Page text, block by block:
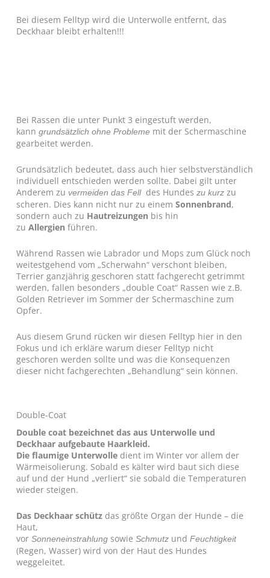
Bei diesem Felltyp wird die Unterwolle entfernt, das
Deckhaar bleibt erhalten!!!
Bei Rassen die unter Punkt 3 eingestuft werden,
kanngrundsätzlich ohne Probleme mit der Schermaschine
gearbeitet werden.
Grundsätzlich bedeutet, dass auch hier selbstverständlich
individuell entschieden werden sollte. Dabei gilt unter
Anderem zu vermeiden das Fell des Hundes zu kurz zu
scheren. Dies kann nicht nur zu einemSonnenbrand,
sondern auch zu Hautreizungen bis hin
zuAllergien führen.
Während Rassen wie Labrador und Mops zum Glück noch
weitestgehend vom „Scherwahn“ verschont bleiben,
Terrier ganzjährig geschoren statt fachgerecht getrimmt
werden, fallen besonders „double Coat“ Rassen wie z.B.
Golden Retriever im Sommer der Schermaschine zum
Opfer.
Aus diesem Grund rücken wir diesen Felltyp hier in den
Fokus und ich erkläre warum dieser Felltyp nicht
geschoren werden sollte und was die Konsequenzen
dieser nicht fachgerechten „Behandlung“ sein können.
Double-Coat
Double coat bezeichnet das aus Unterwolle und
Deckhaar aufgebaute Haarkleid.
Die flaumige Unterwolle dient im Winter vor allem der
Wärmeisolierung. Sobald es kälter wird baut sich diese
auf und der Hund „verliert“ sie sobald die Temperaturen
wieder steigen.
Das Deckhaar schütz das größte Organ der Hunde – die
Haut,
vor Sonneneinstrahlung sowieSchmutz und Feuchtigkeit
(Regen, Wasser) wird von der Haut des Hundes
weggeleitet.